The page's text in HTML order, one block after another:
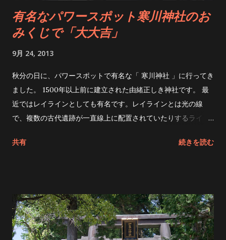
有名なパワースポット寒川神社のお
みくじで「大大吉」
9月 24, 2013
秋分の日に、パワースポットで有名な「 寒川神社 」に行ってき
ました。 1500年以上前に建立された由緒正しき神社です。 最
近ではレイラインとしても有名です。レイラインとは光の線
で、複数の古代遺跡が一直線上に配置されていたりするライン
士山 元伊勢神社 出雲大社 伊吹山 が一直線上に並ぶと言われて
りに行ってきました。 2度ほど寒川神社にはお参りに来ました
が、初めておみくじを引くことにしました。 家族全員おみくじ
を引きましたが、息子が引いたおみくじが「大大吉」 普通のお
共有 続きを読む